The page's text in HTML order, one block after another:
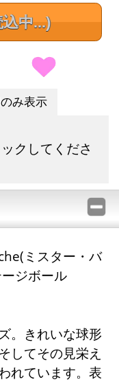
込中...)
み表示
クしてくださ
ミスター・バ
ジボール
。きれいな球形
してその見栄え
れています。表